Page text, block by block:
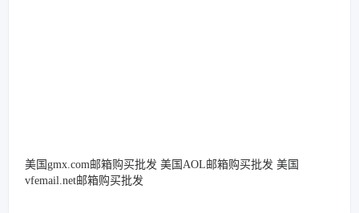
美国gmx.com邮箱购买批发 美国AOL邮箱购买批发 美国
vfemail.net邮箱购买批发